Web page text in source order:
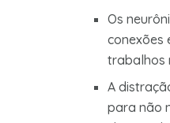
Os
conexões
trabalhos
A
para não